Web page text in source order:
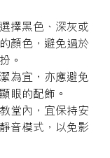
擇黑色、深灰或
顏色，避免過於
。
為宜，亦應避免
眼的配飾。
堂內，宜保持安
音模式，以免影